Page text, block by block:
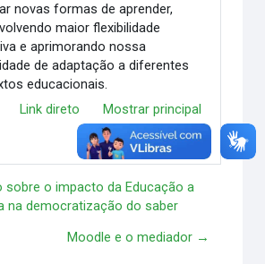
novas formas de aprender,
maior flexibilidade
e aprimorando nossa
de adaptação a diferentes
educacionais.
Link direto
Mostrar principal
Responder
sobre o impacto da Educação a
na democratização do saber
Moodle e o mediador →